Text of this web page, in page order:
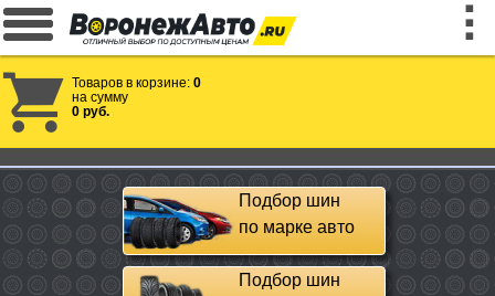
Товаров в корзине: 0
на сумму
0 руб.
Подбор шин
по марке авто
Подбор шин